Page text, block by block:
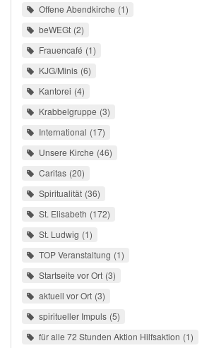
Offene Abendkirche 1
beWEGt 2
Frauencafé 1
KJG/Minis 6
Kantorei 4
Krabbelgruppe 3
International 17
Unsere Kirche 46
Caritas 20
Spiritualität 36
St. Elisabeth 172
St. Ludwig 1
TOP Veranstaltung 1
Startseite vor Ort 3
aktuell vor Ort 3
spiritueller Impuls 5
für alle 72 Stunden Aktion Hilfsaktion 1